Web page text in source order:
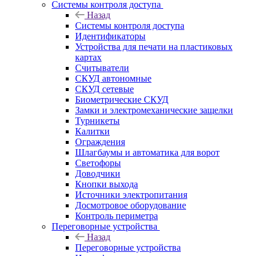
Системы контроля доступа
Назад
Системы контроля доступа
Идентификаторы
Устройства для печати на пластиковых
картах
Считыватели
СКУД автономные
СКУД сетевые
Биометрические СКУД
Замки и электромеханические защелки
Турникеты
Калитки
Ограждения
Шлагбаумы и автоматика для ворот
Светофоры
Доводчики
Кнопки выхода
Источники электропитания
Досмотровое оборудование
Контроль периметра
Переговорные устройства
Назад
Переговорные устройства